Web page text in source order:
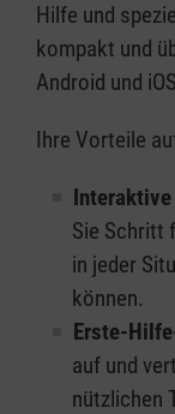
Hilfe und
kompakt und
Android und
Ihre Vorteile
Sie Schritt
in jeder
können.
Erste-
auf und
nützlichen